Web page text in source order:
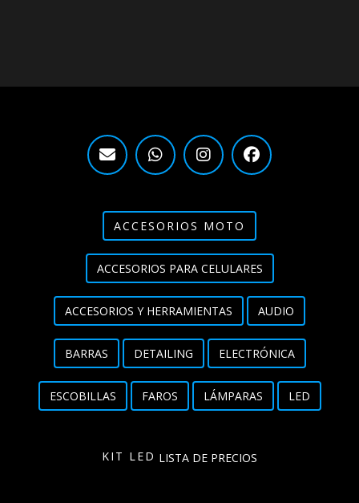
ACCESORIOS MOTO
ACCESORIOS PARA CELULARES
ACCESORIOS Y HERRAMIENTAS AUDIO
BARRAS DETAILING ELECTRÓNICA
ESCOBILLAS FAROS LÁMPARAS LED
KIT LED LISTA DE PRECIOS